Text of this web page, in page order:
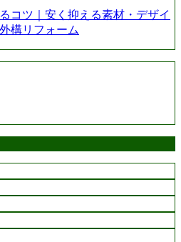
コツ｜安く抑える素材・デザイ
構リフォーム